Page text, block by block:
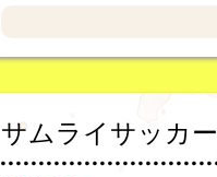
サムライサッカ